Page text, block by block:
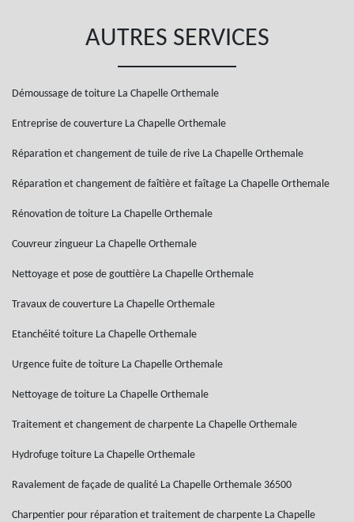
AUTRES SERVICES
Démoussage de toiture La Chapelle Orthemale
Entreprise de couverture La Chapelle Orthemale
Réparation et changement de tuile de rive La Chapelle Orthemale
Réparation et changement de faîtière et faîtage La Chapelle Orthemale
Rénovation de toiture La Chapelle Orthemale
Couvreur zingueur La Chapelle Orthemale
Nettoyage et pose de gouttière La Chapelle Orthemale
Travaux de couverture La Chapelle Orthemale
Etanchéité toiture La Chapelle Orthemale
Urgence fuite de toiture La Chapelle Orthemale
Nettoyage de toiture La Chapelle Orthemale
Traitement et changement de charpente La Chapelle Orthemale
Hydrofuge toiture La Chapelle Orthemale
Ravalement de façade de qualité La Chapelle Orthemale 36500
Charpentier pour réparation et traitement de charpente La Chapelle